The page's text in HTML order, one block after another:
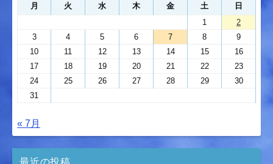
月 火 水 木 金 土
日
1
2
3
4 5 6 7 8
9
10
11 12 13 14 15
16
17
18 19 20 21 22
23
24
25 26 27 28 29
30
31
« 7月
最近の投稿